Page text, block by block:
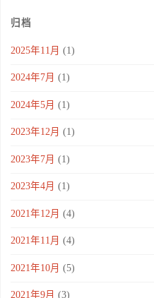
归档
2025年11月 (1)
2024年7月 (1)
2024年5月 (1)
2023年12月 (1)
2023年7月 (1)
2023年4月 (1)
2021年12月 (4)
2021年11月 (4)
2021年10月 (5)
2021年9月 (3)